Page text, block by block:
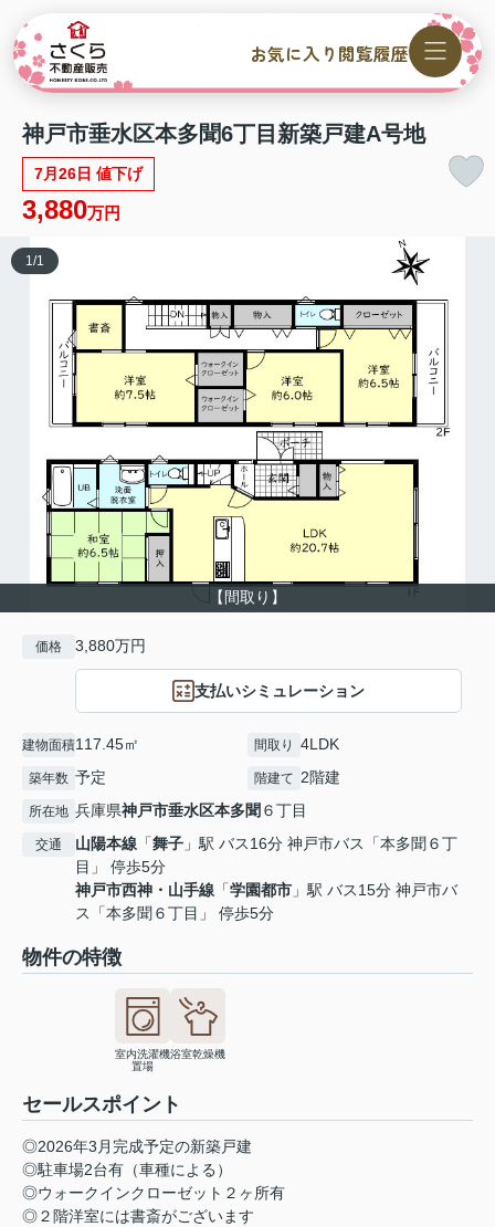
お気に入り 閲覧履歴
神戸市垂水区本多聞6丁目新築戸建A号地
7月26日 値下げ
3,880万円
【間取り】
1 /1
価格 3,880万円
支払いシミュレーション
建物面積117.45㎡ 間取り 4LDK
築年数 予定 階建て 2階建
所在地 兵庫県神戸市垂水区本多聞 ６丁目
交通 山陽本線 「舞子 」駅 バス16分 神戸市バス「本多聞６丁
目」 停歩5分
神戸市西神・山手線 「学園都市 」駅 バス15分 神戸市バ
ス「本多聞６丁目」 停歩5分
物件の特徴
室内洗濯機
置場
浴室乾燥機
セールスポイント
◎2026年3月完成予定の新築戸建
◎駐車場2台有（車種による）
◎ウォークインクローゼット２ヶ所有
◎２階洋室には書斎がございます